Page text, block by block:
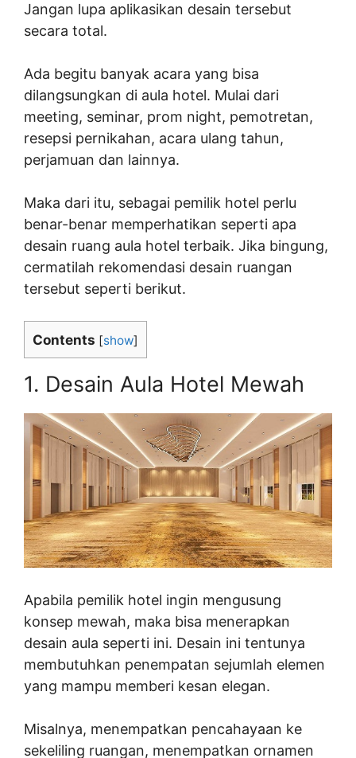
Jangan lupa aplikasikan desain tersebut
secara total.
Ada begitu banyak acara yang bisa
dilangsungkan di aula hotel. Mulai dari
meeting, seminar, prom night, pemotretan,
resepsi pernikahan, acara ulang tahun,
perjamuan dan lainnya.
Maka dari itu, sebagai pemilik hotel perlu
benar-benar memperhatikan seperti apa
desain ruang aula hotel terbaik. Jika bingung,
cermatilah rekomendasi desain ruangan
tersebut seperti berikut.
Contents [show]
1. Desain Aula Hotel Mewah
Apabila pemilik hotel ingin mengusung
konsep mewah, maka bisa menerapkan
desain aula seperti ini. Desain ini tentunya
membutuhkan penempatan sejumlah elemen
yang mampu memberi kesan elegan.
Misalnya, menempatkan pencahayaan ke
sekeliling ruangan, menempatkan ornamen